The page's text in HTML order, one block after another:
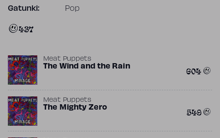
Gatunki: Pop
437
Meat Puppets
The Wind and the Rain 604
Meat Puppets
The Mighty Zero 549